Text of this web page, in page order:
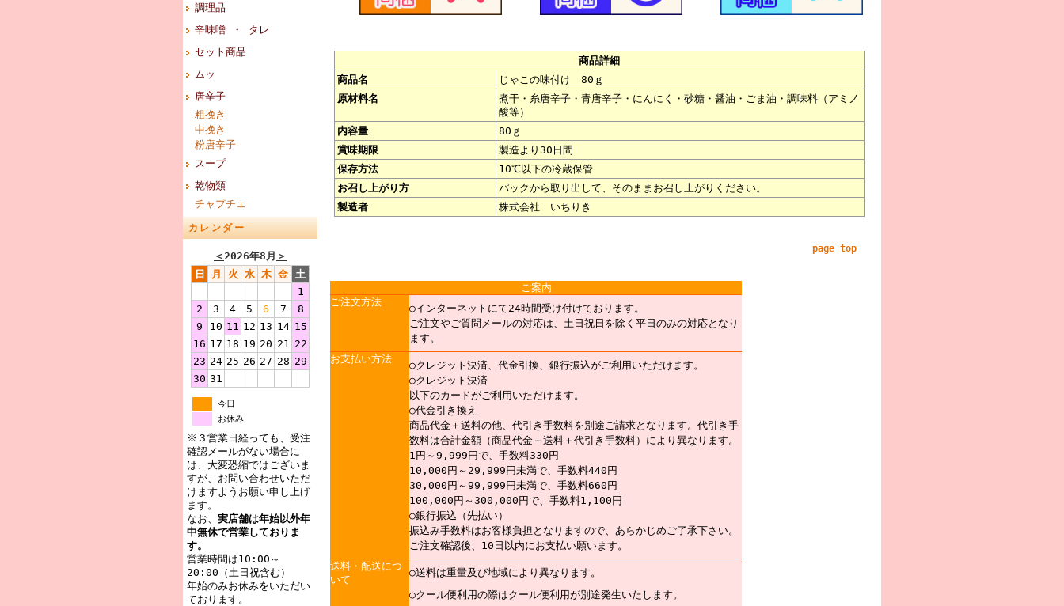
調理品
辛味噌 ・ タレ
セット商品
ムッ
唐辛子
粗挽き
中挽き
粉唐辛子
スープ
乾物類
チャプチェ
カレンダー
＜2026年8月 ＞
日
月 火 水 木 金 土
1
2
3 4 5 6 7
8
9
10 11 12 13 14 15
16 17 18 19 20 21 22
23 24 25 26 27 28 29
30 31
今日
お休み
※３営業日経っても、受注
確認メールがない場合に
は、大変恐縮ではございま
すが、お問い合わせいただ
けますようお願い申し上げ
ます。
なお、 実店舗は年始以外年
中無休で営業しておりま
す。
営業時間は10:00～
20:00（土日祝含む）
年始のみお休みをいただい
ております。
商品詳細
商品名
じゃこの味付け 80ｇ
原材料名
煮干・糸唐辛子・青唐辛子・にんにく・砂糖・醤油・ごま油・調味料（アミノ
酸等）
内容量
80ｇ
賞味期限
製造より30日間
保存方法
10℃以下の冷蔵保管
お召し上がり方
パックから取り出して、そのままお召し上がりください。
製造者
株式会社 いちりき
page top
ご案内
ご注文方法
○インターネットにて24時間受け付けております。
ご注文やご質問メールの対応は、土日祝日を除く平日のみの対応となり
ます。
お支払い方法
○クレジット決済、代金引換、銀行振込がご利用いただけます。
○クレジット決済
以下のカードがご利用いただけます。
○代金引き換え
商品代金＋送料の他、代引き手数料を別途ご請求となります。代引き手
数料は合計金額（商品代金＋送料＋代引き手数料）により異なります。
1円～9,999円で、手数料330円
10,000円～29,999円未満で、手数料440円
30,000円～99,999円未満で、手数料660円
100,000円～300,000円で、手数料1,100円
○銀行振込（先払い）
振込み手数料はお客様負担となりますので、あらかじめご了承下さい。
ご注文確認後、10日以内にお支払い願います。
送料・配送につ
いて
○送料は重量及び地域により異なります。
○クール便利用の際はクール便利用が別途発生いたします。